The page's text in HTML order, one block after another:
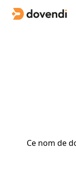
Ce nom de